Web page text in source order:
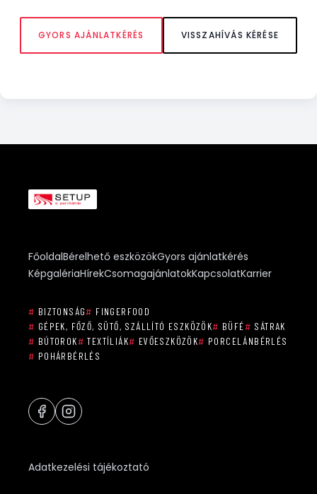
GYORS AJÁNLATKÉRÉS VISSZAHÍVÁS KÉRÉSE
FőoldalBérelhető eszközökGyors ajánlatkérés
KépgalériaHírekCsomagajánlatokKapcsolatKarrier
# BIZTONSÁG# FINGERFOOD
# GÉPEK, FŐZŐ, SÜTŐ, SZÁLLÍTÓ ESZKÖZÖK# BÜFÉ# SÁTRAK
# BÚTOROK# TEXTÍLIÁK# EVŐESZKÖZÖK# PORCELÁNBÉRLÉS
# POHÁRBÉRLÉS
Adatkezelési tájékoztató